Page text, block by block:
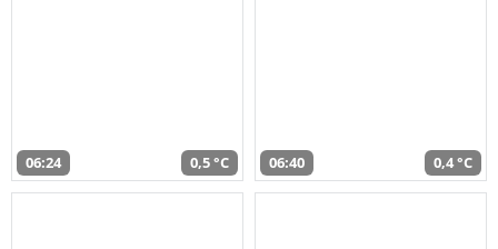
06:24 0,5 °C 06:40 0,4 °C